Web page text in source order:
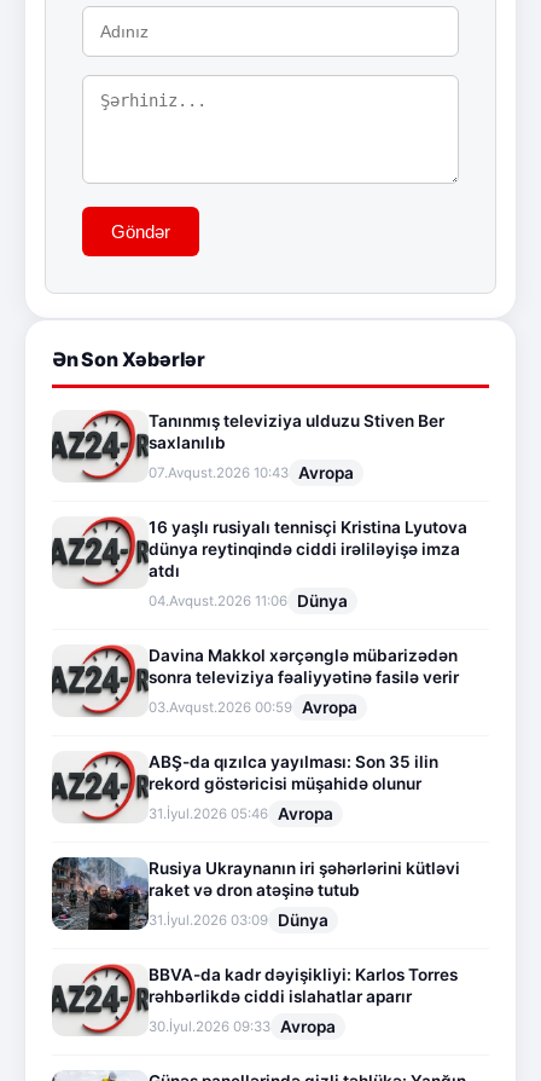
Göndər
Ən Son Xəbərlər
Tanınmış televiziya ulduzu Stiven Ber
saxlanılıb
07.Avqust.2026 10:43 Avropa
16 yaşlı rusiyalı tennisçi Kristina Lyutova
dünya reytinqində ciddi irəliləyişə imza
atdı
04.Avqust.2026 11:06 Dünya
Davina Makkol xərçənglə mübarizədən
sonra televiziya fəaliyyətinə fasilə verir
03.Avqust.2026 00:59 Avropa
ABŞ-da qızılca yayılması: Son 35 ilin
rekord göstəricisi müşahidə olunur
31.İyul.2026 05:46 Avropa
Rusiya Ukraynanın iri şəhərlərini kütləvi
raket və dron atəşinə tutub
31.İyul.2026 03:09 Dünya
BBVA-da kadr dəyişikliyi: Karlos Torres
rəhbərlikdə ciddi islahatlar aparır
30.İyul.2026 09:33 Avropa